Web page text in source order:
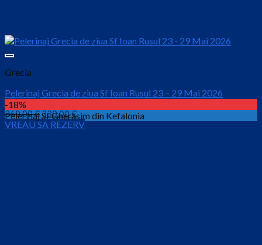
Grecia
Pelerinaj Grecia de ziua Sf Ioan Rusul 23 – 29 Mai 2026
360.00€Prețul
inițial
330.00€Prețul
curent
VREAU SA REZERV
-18%
Pelerinaj Sf Gherasim din Kefalonia